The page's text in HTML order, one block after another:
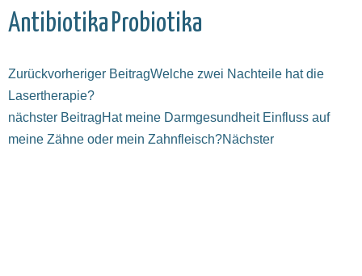
Antibiotika Probiotika
Zurückvorheriger BeitragWelche zwei Nachteile hat die
Lasertherapie?
nächster BeitragHat meine Darmgesundheit Einfluss auf
meine Zähne oder mein Zahnfleisch?Nächster